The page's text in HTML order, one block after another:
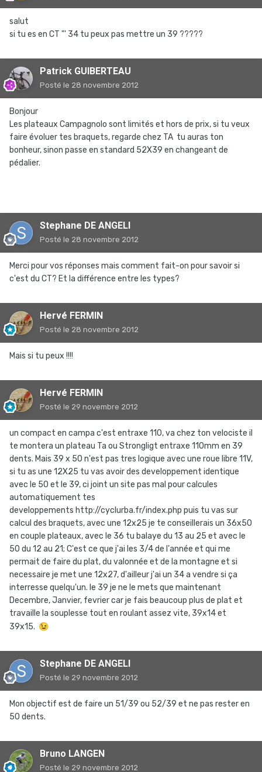
salut
si tu es en CT "' 34 tu peux pas mettre un 39 ?????
Patrick GUIBERTEAU
Posté le 28 novembre 2012
Bonjour
Les plateaux Campagnolo sont limités et hors de prix, si tu veux
faire évoluer tes braquets, regarde chez TA tu auras ton
bonheur, sinon passe en standard 52X39 en changeant de
pédalier.
Stephane DE ANGELI
Posté le 28 novembre 2012
Merci pour vos réponses mais comment fait-on pour savoir si
c'est du CT? Et la différence entre les types?
Hervé FERMIN
Posté le 28 novembre 2012
Mais si tu peux !!!!
Hervé FERMIN
Posté le 29 novembre 2012
un compact en campa c'est entraxe 110, va chez ton velociste il
te montera un plateau Ta ou Strongligt entraxe 110mm en 39
dents. Mais 39 x 50 n'est pas tres logique avec une roue libre 11V,
si tu as une 12X25 tu vas avoir des developpement identique
avec le 50 et le 39, ci joint un site pas mal pour calcules
automatiquement tes
developpements http://cyclurba.fr/index.php puis tu vas sur
calcul des braquets, avec une 12x25 je te conseillerais un 36x50
en couple plateaux, avec le 36 tu balaye du 13 au 25 et avec le
50 du 12 au 21; C'est ce que j'ai les 3/4 de l'année et qui me
permait de faire du plat, du valonnée et de la montagne et si
necessaire je met une 12x27, d'ailleur j'ai un 34 a vendre si ça
interresse quelqu'un. le 39 je ne le mets que maintenant
Decembre, Janvier, fevrier car je fais beaucoup plus de plat et
travaille la souplesse tout en roulant assez vite, 39x14 et
39x15. 😉
Stephane DE ANGELI
Posté le 29 novembre 2012
Mon objectif est de faire un 51/39 ou 52/39 et ne pas rester en
50 dents.
Bruno LANGEN
Posté le 29 novembre 2012